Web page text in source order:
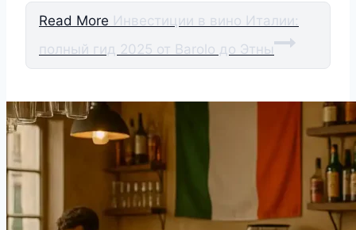
Read More Инвестиции в вино Италии:
полный гид 2025 от Barolo до Этны